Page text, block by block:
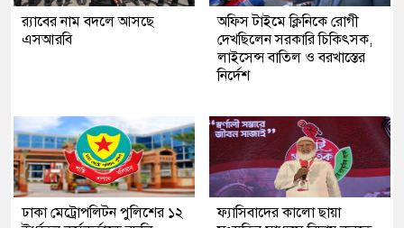
র‍্যাবের নাম বদলে আসছে
এসআরবি
অফিস টাইমে ক্লিনিকে রোগী
দেখছিলেন সরকারি চিকিৎসক,
লাইসেন্স বাতিল ও বরখাস্তের
নির্দেশ
ঢাকা মেট্রোপলিটন পুলিশের ১২
ফ্যাসিবাদের কালো ছায়া